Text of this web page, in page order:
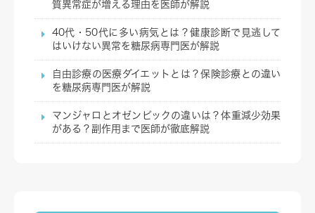
質異常症が増える理由を医師が解説
40代・50代に多い病気とは？健康診断で見逃して
はいけない異常を糖尿病専門医が解説
自由診療の医療ダイエットとは？保険診療との違い
を糖尿病専門医が解説
マンジャロとオゼンピックの違いは？体重減少効果
がある？副作用まで医師が徹底解説